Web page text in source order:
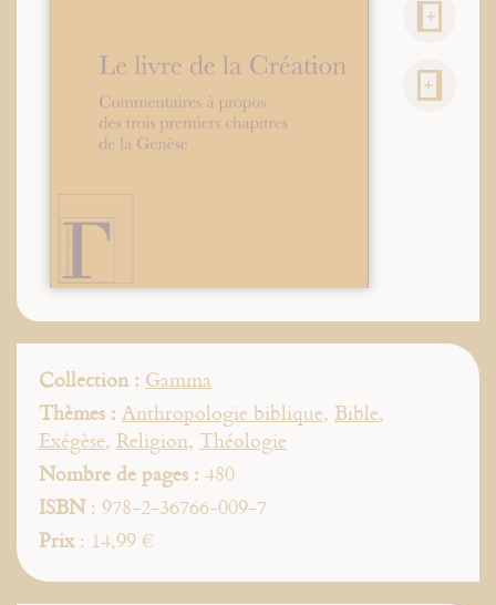
Collection : Gamma
Thèmes : Anthropologie biblique, Bible,
Exégèse, Religion, Théologie
Nombre de pages : 480
ISBN: 978-2-36766-009-7
Prix: 14,99 €